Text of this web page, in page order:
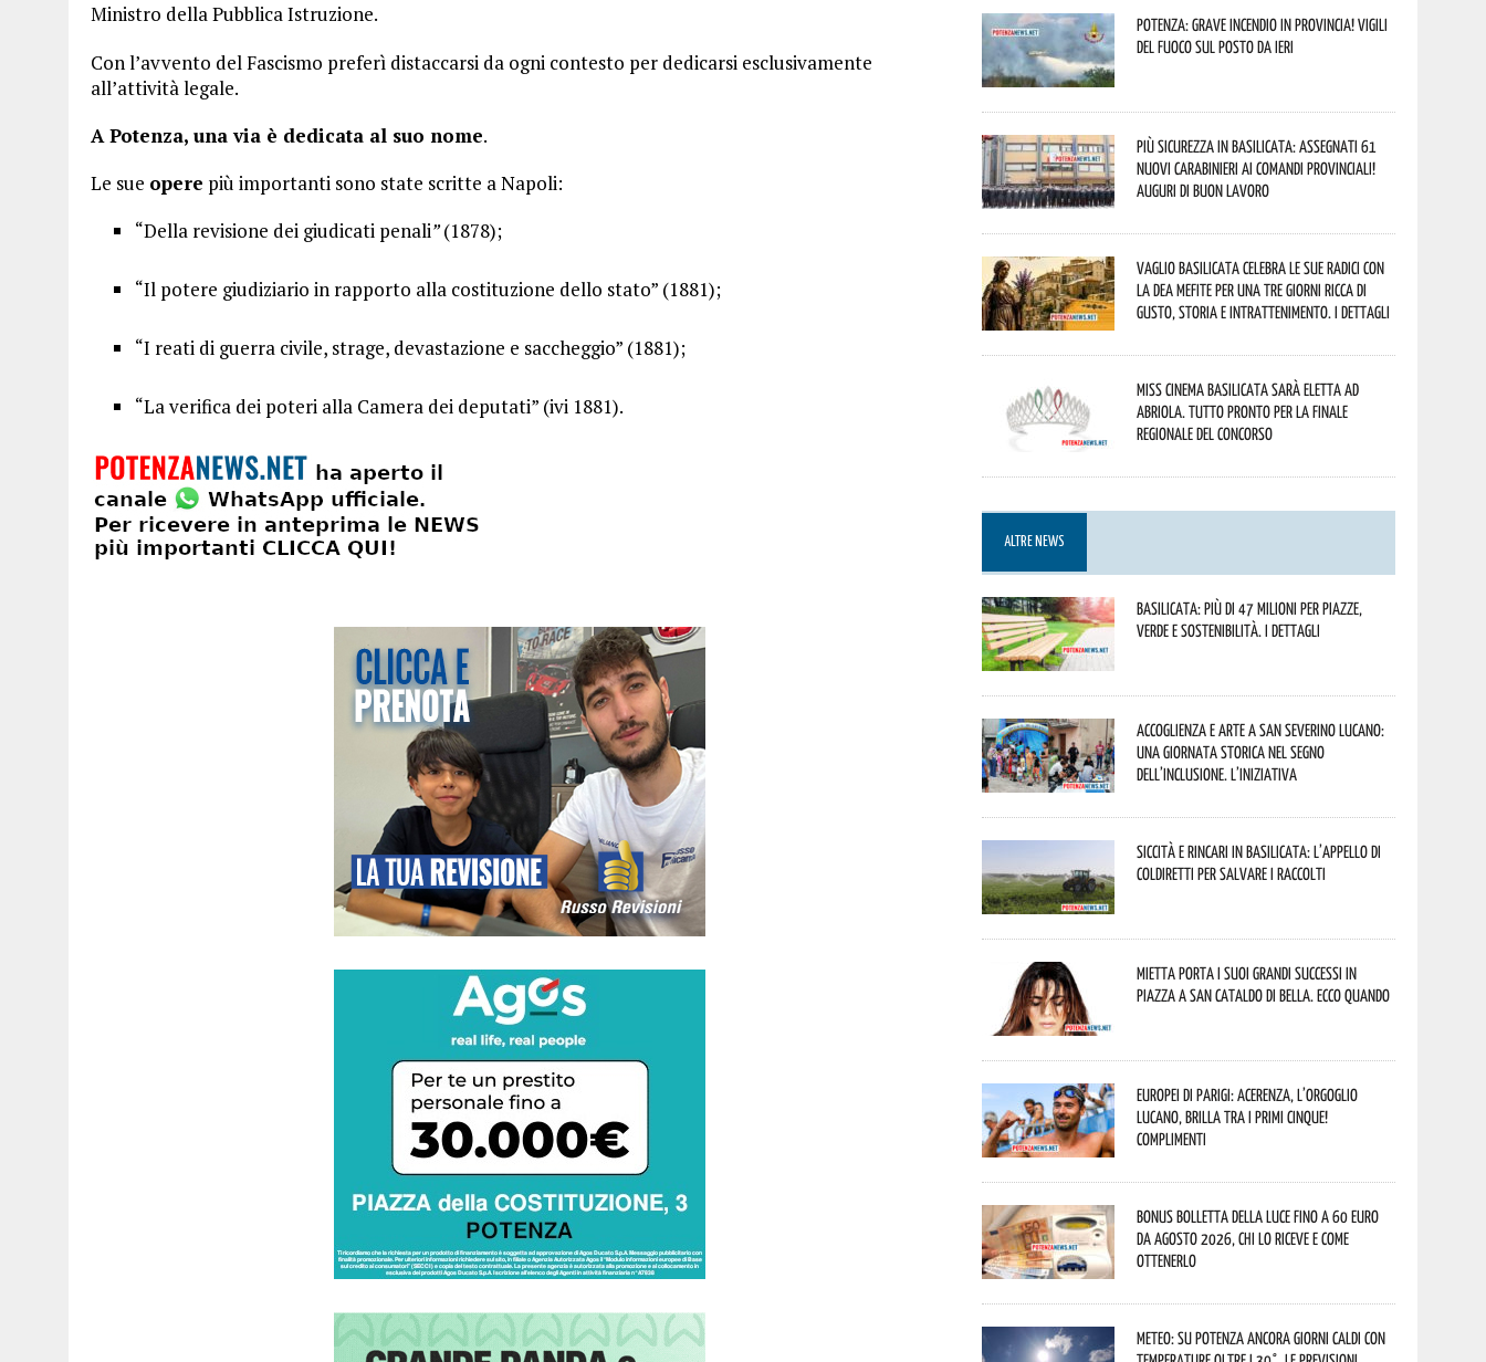
Ministro della Pubblica Istruzione.
Con l’avvento del Fascismo preferì distaccarsi da ogni contesto per dedicarsi esclusivamente
all’attività legale.
A Potenza, una via è dedicata al suo nome.
Le sue opere più importanti sono state scritte a Napoli:
“Della revisione dei giudicati penali”(1878);
“Il potere giudiziario in rapporto alla costituzione dello stato” (1881);
“I reati di guerra civile, strage, devastazione e saccheggio” (1881);
“La verifica dei poteri alla Camera dei deputati” (ivi 1881).
Potenza: grave incendio in Provincia! Vigili
del fuoco sul posto da ieri
Più sicurezza in Basilicata: assegnati 61
nuovi Carabinieri ai Comandi provinciali!
Auguri di buon lavoro
Vaglio Basilicata celebra le sue radici con
la Dea Mefite per una tre giorni ricca di
gusto, storia e intrattenimento. I dettagli
Miss Cinema Basilicata sarà eletta ad
Abriola. Tutto pronto per la finale
regionale del concorso
ALTRE NEWS
Basilicata: più di 47 milioni per piazze,
verde e sostenibilità. I dettagli
Accoglienza e arte a San Severino Lucano:
una giornata storica nel segno
dell’inclusione. L’iniziativa
Siccità e rincari in Basilicata: l’appello di
Coldiretti per salvare i raccolti
Mietta porta i suoi grandi successi in
piazza a San Cataldo di Bella. Ecco quando
Europei di Parigi: Acerenza, l’orgoglio
lucano, brilla tra i primi cinque!
Complimenti
Bonus bolletta della luce fino a 60 euro
da agosto 2026, chi lo riceve e come
ottenerlo
Meteo: su Potenza ancora giorni caldi con